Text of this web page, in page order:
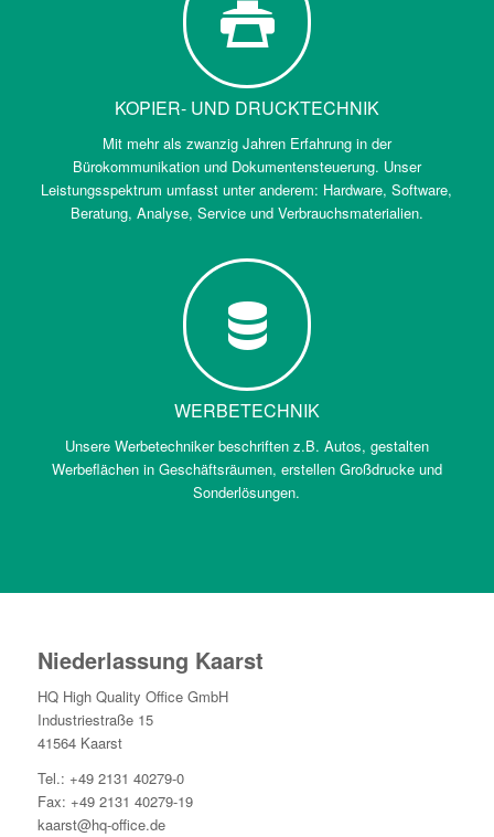
KOPIER- UND DRUCKTECHNIK
Mit mehr als zwanzig Jahren Erfahrung in der
Bürokommunikation und Dokumentensteuerung. Unser
Leistungsspektrum umfasst unter anderem: Hardware, Software,
Beratung, Analyse, Service und Verbrauchsmaterialien.
WERBETECHNIK
Unsere Werbetechniker beschriften z.B. Autos, gestalten
Werbeflächen in Geschäftsräumen, erstellen Großdrucke und
Sonderlösungen.
Niederlassung Kaarst
HQ High Quality Office GmbH
Industriestraße 15
41564 Kaarst
Tel.: +49 2131 40279-0
Fax: +49 2131 40279-19
kaarst@hq-office.de